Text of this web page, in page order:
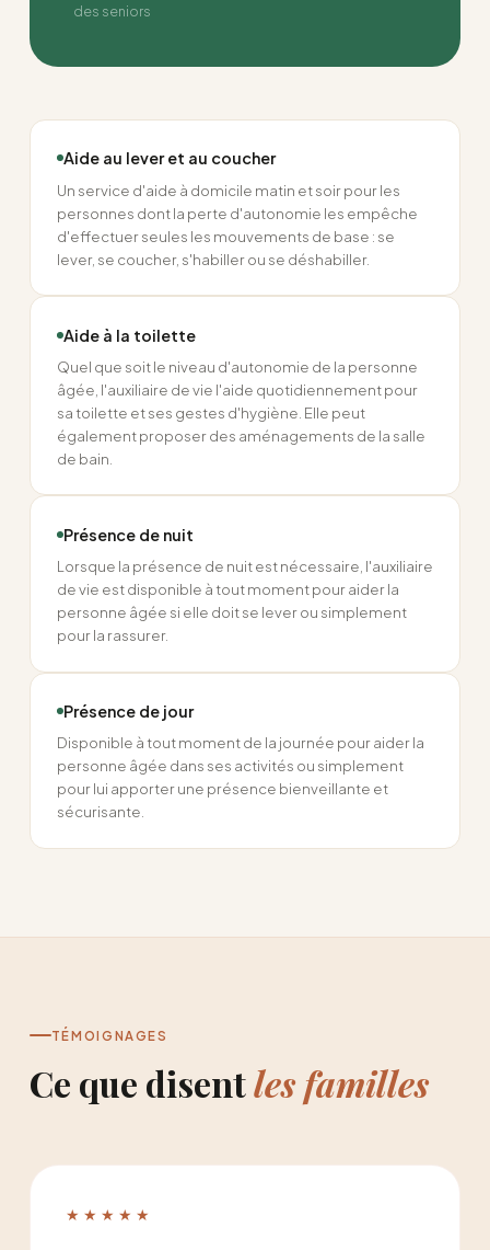
des seniors
Aide au lever et au coucher
Un service d'aide à domicile matin et soir pour les
personnes dont la perte d'autonomie les empêche
d'effectuer seules les mouvements de base : se
lever, se coucher, s'habiller ou se déshabiller.
Aide à la toilette
Quel que soit le niveau d'autonomie de la personne
âgée, l'auxiliaire de vie l'aide quotidiennement pour
sa toilette et ses gestes d'hygiène. Elle peut
également proposer des aménagements de la salle
de bain.
Présence de nuit
Lorsque la présence de nuit est nécessaire, l'auxiliaire
de vie est disponible à tout moment pour aider la
personne âgée si elle doit se lever ou simplement
pour la rassurer.
Présence de jour
Disponible à tout moment de la journée pour aider la
personne âgée dans ses activités ou simplement
pour lui apporter une présence bienveillante et
sécurisante.
TÉMOIGNAGES
Ce que disentles familles
★★★★★